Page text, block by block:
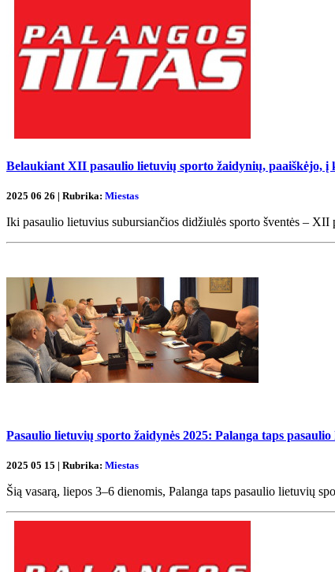
Belaukiant XII pasaulio lietuvių sporto žaidynių, paaiškėjo, į
2025 06 26 | Rubrika: Miestas
Iki pasaulio lietuvius subursiančios didžiulės sporto šventės –
Pasaulio lietuvių sporto žaidynės 2025: Palanga taps
2025 05 15 | Rubrika: Miestas
Šią vasarą, liepos 3–6 dienomis, Palanga taps pasaulio lietuvių